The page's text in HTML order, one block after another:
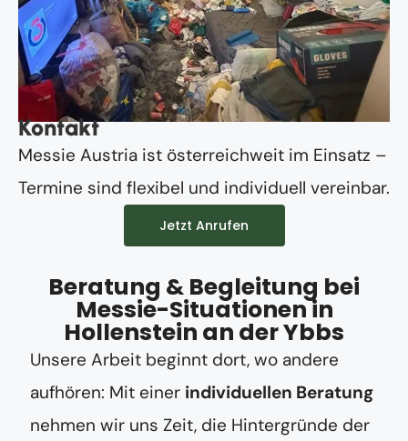
Kontakt
Messie Austria ist österreichweit im Einsatz –
Termine sind flexibel und individuell vereinbar.
Jetzt Anrufen
Beratung & Begleitung bei
Messie-Situationen in
Hollenstein an der Ybbs
Unsere Arbeit beginnt dort, wo andere
aufhören: Mit einer individuellen Beratung
nehmen wir uns Zeit, die Hintergründe der